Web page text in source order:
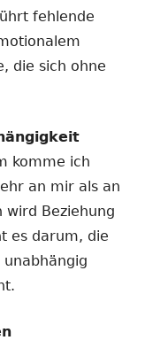
fehlende
die sich ohne
komme ich
an mir als an
wird Beziehung
es darum, die
unabhängig